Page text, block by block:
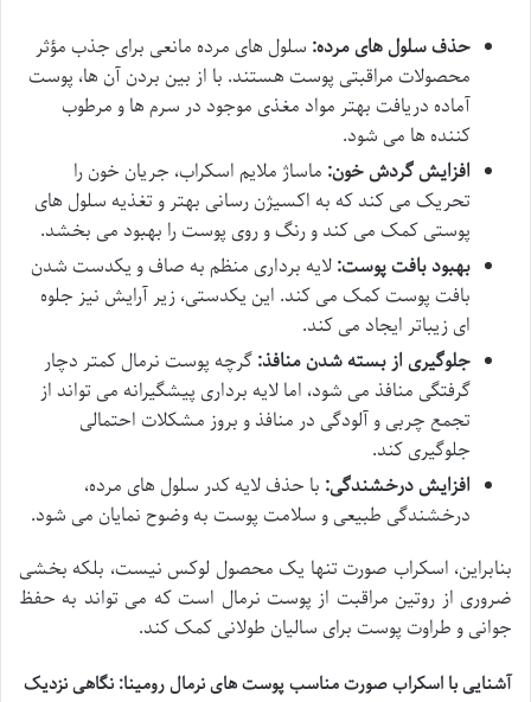
حذف سلول های مرده: سلول های مرده مانعی برای جذب مؤثر
محصولات مراقبتی پوست هستند. با از بین بردن آن ها، پوست
آماده دریافت بهتر مواد مغذی موجود در سرم ها و مرطوب
کننده ها می شود.
افزایش گردش خون: ماساژ ملایم اسکراب، جریان خون را
تحریک می کند که به اکسیژن رسانی بهتر و تغذیه سلول های
پوستی کمک می کند و رنگ و روی پوست را بهبود می بخشد.
بهبود بافت پوست:لایه برداری منظم به صاف و یکدست شدن
بافت پوست کمک می کند. این یکدستی، زیر آرایش نیز جلوه
ای زیباتر ایجاد می کند.
جلوگیری از بسته شدن منافذ:گرچه پوست نرمال کمتر دچار
گرفتگی منافذ می شود، اما لایه برداری پیشگیرانه می تواند از
تجمع چربی و آلودگی در منافذ و بروز مشکلات احتمالی
جلوگیری کند.
افزایش درخشندگی: با حذف لایه کدر سلول های مرده،
درخشندگی طبیعی و سلامت پوست به وضوح نمایان می شود.
بنابراین، اسکراب صورت تنها یک محصول لوکس نیست، بلکه بخشی
ضروری از روتین مراقبت از پوست نرمال است که می تواند به حفظ
جوانی و طراوت پوست برای سالیان طولانی کمک کند.
آشنایی با اسکراب صورت مناسب پوست های نرمال رومینا: نگاهی نزدیک